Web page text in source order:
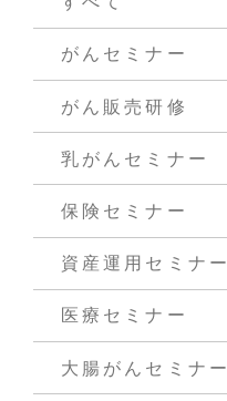
がんセミナー
がん販売研修
乳がんセミナー
保険セミナー
資産運用セミナー
医療セミナー
大腸がんセミナー